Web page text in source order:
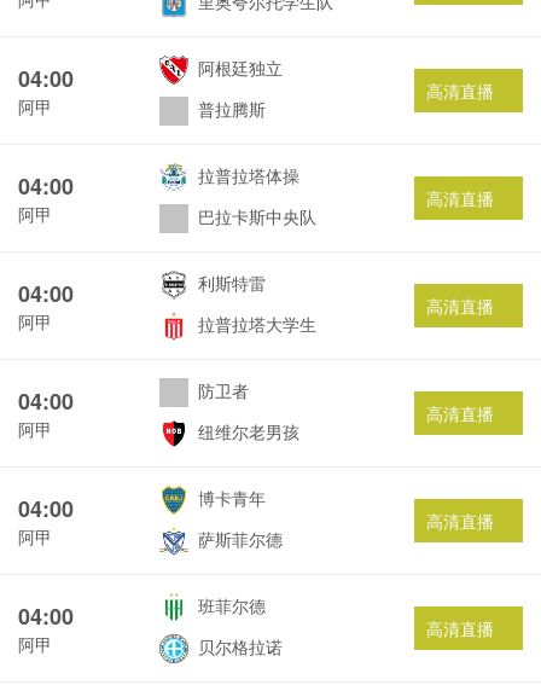
04:00
阿甲
阿根廷独立
普拉腾斯
高清直播
04:00
阿甲
拉普拉塔体操
巴拉卡斯中央队
高清直播
04:00
阿甲
利斯特雷
拉普拉塔大学生
高清直播
04:00
阿甲
防卫者
纽维尔老男孩
高清直播
04:00
阿甲
博卡青年
萨斯菲尔德
高清直播
04:00
阿甲
班菲尔德
贝尔格拉诺
高清直播